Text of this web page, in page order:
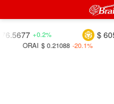
$ 605.055
+0.2%
$ 0.21088 -20.1%